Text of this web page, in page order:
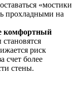
«мостики
прохладными на
комфортный
риск
счет более
стены.